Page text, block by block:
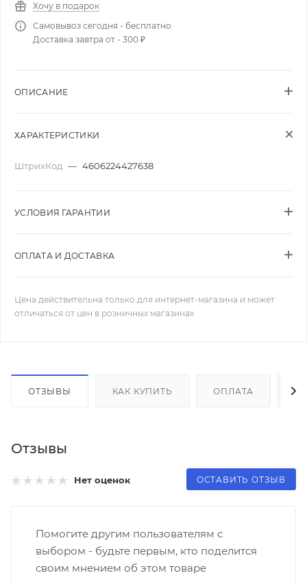
Хочу в подарок
Самовывоз сегодня - бесплатно
Доставка завтра от - 300 ₽
ОПИСАНИЕ
ХАРАКТЕРИСТИКИ
ШтрихКод — 4606224427638
УСЛОВИЯ ГАРАНТИИ
ОПЛАТА И ДОСТАВКА
Цена действительна только для интернет-магазина и может
отличаться от цен в розничных магазинах
ОТЗЫВЫ КАК КУПИТЬ ОПЛАТА
Отзывы
Нет оценок ОСТАВИТЬ ОТЗЫВ
Помогите другим пользователям с
выбором - будьте первым, кто поделится
своим мнением об этом товаре